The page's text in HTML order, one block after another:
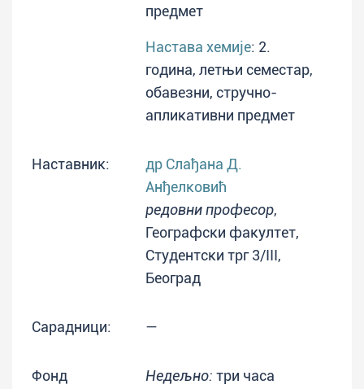
предмет
Настава хемије: 2.
година, летњи семестар,
обавезни, стручно-
апликативни предмет
Наставник:
др Слађана Д.
Анђелковић
редовни професор,
Географски факултет,
Студентски трг 3/III,
Београд
Сарадници: —
Фонд
Недељно: три часа